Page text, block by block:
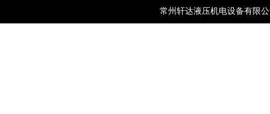
常州轩达液压机电设备